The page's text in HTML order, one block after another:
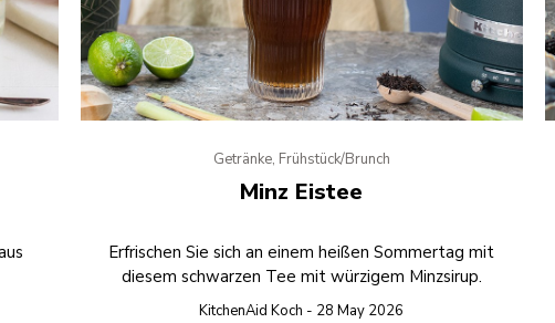
Getränke, Frühstück/Brunch
Minz Eistee
Erfrischen Sie sich an einem heißen Sommertag mit
diesem schwarzen Tee mit würzigem Minzsirup.
KitchenAid Koch - 28 May 2026